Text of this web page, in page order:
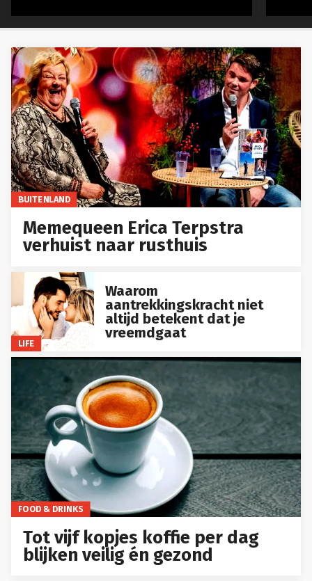
BUITENLAND
Memequeen Erica Terpstra
verhuist naar rusthuis
LIFE
Waarom
aantrekkingskracht niet
altijd betekent dat je
vreemdgaat
FOOD & DRINKS
Tot vijf kopjes koffie per dag
blijken veilig én gezond